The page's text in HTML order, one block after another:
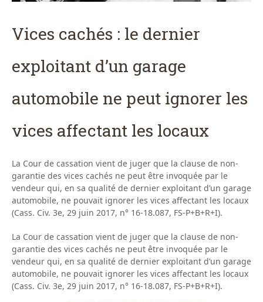
Vices cachés : le dernier
exploitant d’un garage
automobile ne peut ignorer les
vices affectant les locaux
La Cour de cassation vient de juger que la clause de non-
garantie des vices cachés ne peut être invoquée par le
vendeur qui, en sa qualité de dernier exploitant d’un garage
automobile, ne pouvait ignorer les vices affectant les locaux
(Cass. Civ. 3e, 29 juin 2017, n° 16-18.087, FS-P+B+R+I).
La Cour de cassation vient de juger que la clause de non-
garantie des vices cachés ne peut être invoquée par le
vendeur qui, en sa qualité de dernier exploitant d’un garage
automobile, ne pouvait ignorer les vices affectant les locaux
(Cass. Civ. 3e, 29 juin 2017, n° 16-18.087, FS-P+B+R+I).